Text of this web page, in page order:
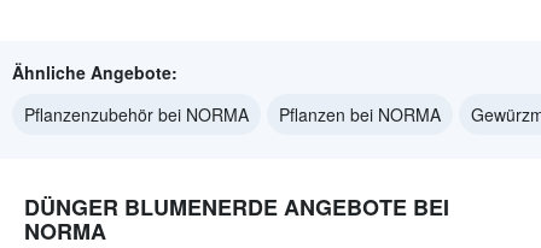
Ähnliche Angebote:
Pflanzenzubehör bei NORMA
Pflanzen bei NORMA
DÜNGER BLUMENERDE ANGEBOTE BEI
NORMA